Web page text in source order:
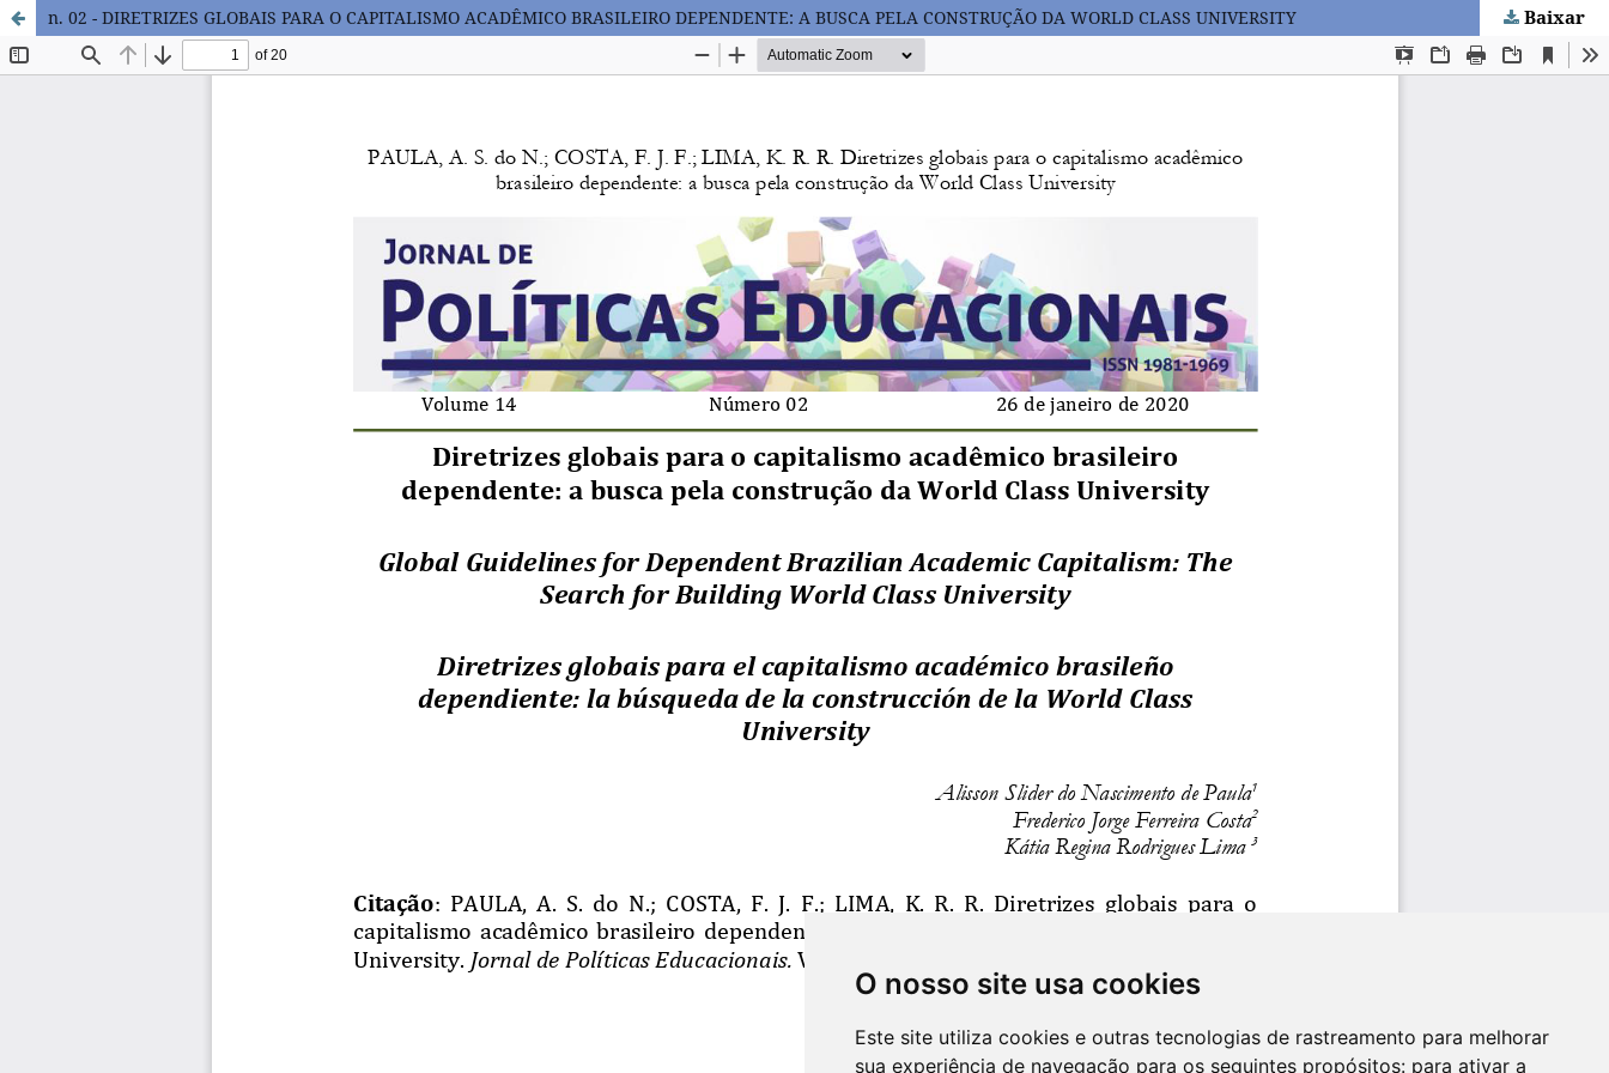
O nosso site usa cookies
Este site utiliza cookies e outras tecnologias de rastreamento para melhorar
sua experiência de navegação para os seguintes propósitos: para ativar a
n. 02 - DIRETRIZES GLOBAIS PARA O CAPITALISMO ACADÊMICO BRASILEIRO DEPENDENTE: A BUSCA PELA CONSTRUÇÃO DA WORLD CLASS UNIVERSITY Baixar